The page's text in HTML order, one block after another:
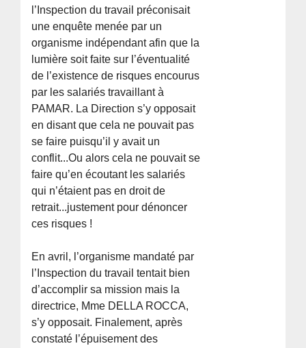
l’Inspection du travail préconisait
une enquête menée par un
organisme indépendant afin que la
lumière soit faite sur l’éventualité
de l’existence de risques encourus
par les salariés travaillant à
PAMAR. La Direction s’y opposait
en disant que cela ne pouvait pas
se faire puisqu’il y avait un
conflit...Ou alors cela ne pouvait se
faire qu’en écoutant les salariés
qui n’étaient pas en droit de
retrait...justement pour dénoncer
ces risques !
En avril, l’organisme mandaté par
l’Inspection du travail tentait bien
d’accomplir sa mission mais la
directrice, Mme DELLA ROCCA,
s’y opposait. Finalement, après
constaté l’épuisement des